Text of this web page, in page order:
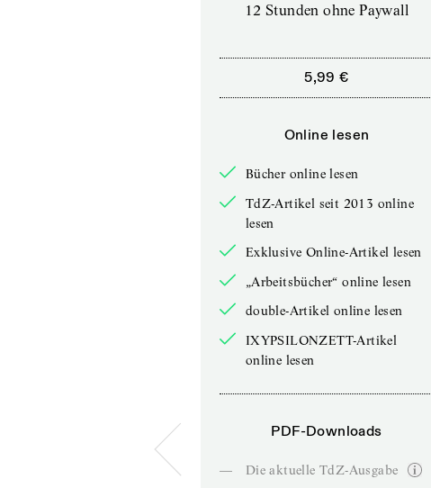
12 Stunden ohne Paywall
5,99 €
Online lesen
Bücher online lesen
TdZ-Artikel seit 2013 online
lesen
Exklusive Online-Artikel lesen
„Arbeitsbücher“ online lesen
double-Artikel online lesen
IXYPSILONZETT-Artikel
online lesen
PDF-Downloads
—
Die aktuelle TdZ-Ausgabe